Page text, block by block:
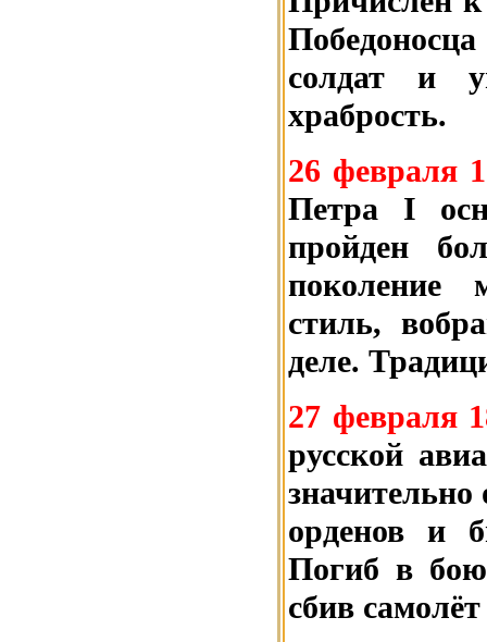
солдат и
храбрость.
26 февраля
Петра I
пройден
поколение
стиль,
деле.
27 февраля
русской
орденов и
Погиб в
сбив